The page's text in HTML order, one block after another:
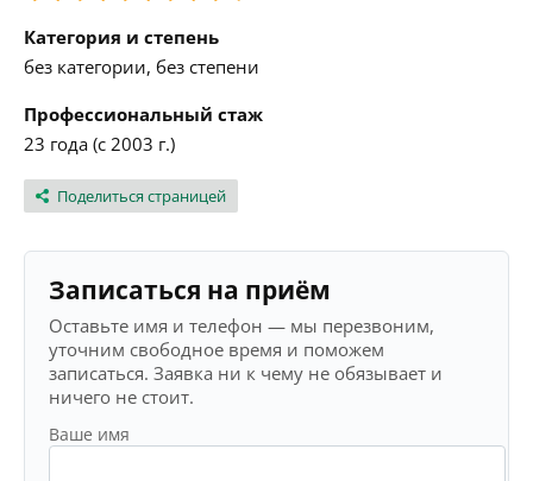
Категория и степень
без категории, без степени
Профессиональный стаж
23 года (с 2003 г.)
Поделиться страницей
Записаться на приём
Оставьте имя и телефон — мы перезвоним,
уточним свободное время и поможем
записаться. Заявка ни к чему не обязывает и
ничего не стоит.
Ваше имя